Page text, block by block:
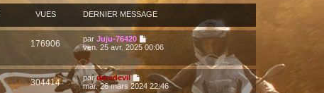
VUES DERNIER MESSAGE
176906 par Juju-76420
ven. 25 avr. 2025 00:06
304414 pardaredevil
mar. 26 mars 2024 22:46